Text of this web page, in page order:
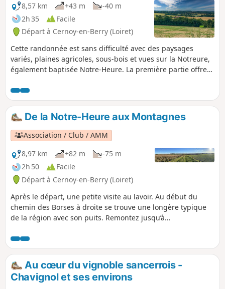
8,57 km
+43 m
-40 m
2h 35
Facile
Départ à Cernoy-en-Berry (Loiret)
Cette randonnée est sans difficulté avec des paysages
variés, plaines agricoles, sous-bois et vues sur la Notreure,
également baptisée Notre-Heure. La première partie offre
de la randonnée on peut voir perdreaux, faisans,
chevreuils, sangliers, renard, à condition d'être silencieux.
De la Notre-Heure aux Montagnes
Association / Club / AMM
8,97 km
+82 m
-75 m
2h 50
Facile
Départ à Cernoy-en-Berry (Loiret)
Après le départ, une petite visite au lavoir. Au début du
chemin des Borses à droite se trouve une longère typique
de la région avec son puits. Remontez jusqu’à
découvrirez de très beaux panoramas sur la vallée, puis sur
les collines du Pays Fort. Vous redescendrez jusqu’à la
Notreure (ou Notre-Heure) via les femes des Bondonnières.
Au cœur du vignoble sancerrois -
Chavignol et ses environs